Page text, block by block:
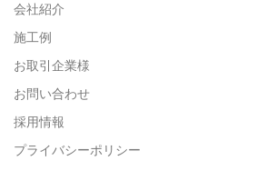
会社紹介
施工例
お取引企業様
お問い合わせ
採用情報
プライバシーポリシー